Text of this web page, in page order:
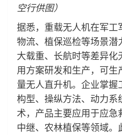
空行供图）
据悉，重载无人机在军工
物流、植保巡检等场景潜
大载重、长航时等差异化
用方案研发和生产，可生
量无人直升机。企业掌
构型、操纵方法、动力系
术，产品主要应用于应急
中继、农林植保等领域。